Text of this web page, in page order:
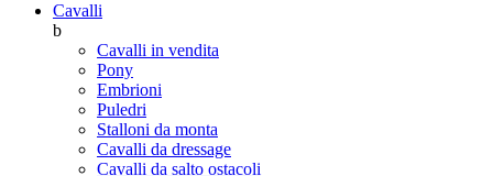
Cavalli
b
Cavalli in vendita
Pony
Embrioni
Puledri
Stalloni da monta
Cavalli da dressage
Cavalli da salto ostacoli